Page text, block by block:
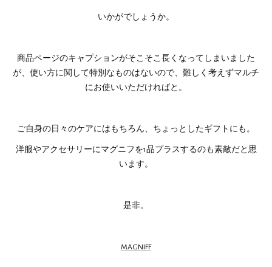
いかがでしょうか。
商品ページのキャプションがそこそこ長くなってしまいました
が、使い方に関して特別なものはないので、難しく考えずマルチ
にお使いいただければと。
ご自身の日々のケアにはもちろん、ちょっとしたギフトにも。
洋服やアクセサリーにマグニフを1品プラスするのも素敵だと思
います。
是非。
MAGNIFF